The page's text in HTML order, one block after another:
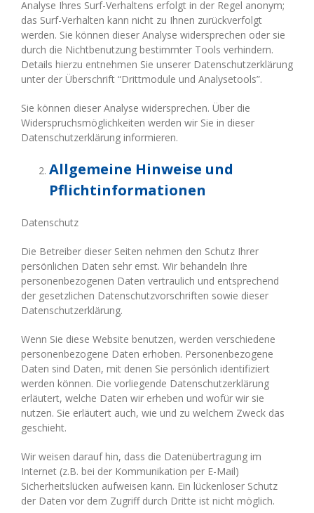
Analyse Ihres Surf-Verhaltens erfolgt in der Regel anonym;
das Surf-Verhalten kann nicht zu Ihnen zurückverfolgt
werden. Sie können dieser Analyse widersprechen oder sie
durch die Nichtbenutzung bestimmter Tools verhindern.
Details hierzu entnehmen Sie unserer Datenschutzerklärung
unter der Überschrift “Drittmodule und Analysetools”.
Sie können dieser Analyse widersprechen. Über die
Widerspruchsmöglichkeiten werden wir Sie in dieser
Datenschutzerklärung informieren.
Allgemeine Hinweise und
Pflichtinformationen
Datenschutz
Die Betreiber dieser Seiten nehmen den Schutz Ihrer
persönlichen Daten sehr ernst. Wir behandeln Ihre
personenbezogenen Daten vertraulich und entsprechend
der gesetzlichen Datenschutzvorschriften sowie dieser
Datenschutzerklärung.
Wenn Sie diese Website benutzen, werden verschiedene
personenbezogene Daten erhoben. Personenbezogene
Daten sind Daten, mit denen Sie persönlich identifiziert
werden können. Die vorliegende Datenschutzerklärung
erläutert, welche Daten wir erheben und wofür wir sie
nutzen. Sie erläutert auch, wie und zu welchem Zweck das
geschieht.
Wir weisen darauf hin, dass die Datenübertragung im
Internet (z.B. bei der Kommunikation per E-Mail)
Sicherheitslücken aufweisen kann. Ein lückenloser Schutz
der Daten vor dem Zugriff durch Dritte ist nicht möglich.